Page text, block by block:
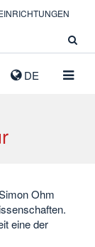
DE
Ohm
eine der